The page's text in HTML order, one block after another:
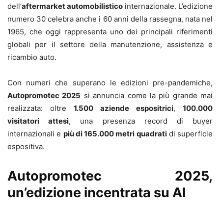
dell’aftermarket automobilistico internazionale. L’edizione
numero 30 celebra anche i 60 anni della rassegna, nata nel
1965, che oggi rappresenta uno dei principali riferimenti
globali per il settore della manutenzione, assistenza e
ricambio auto.
Con numeri che superano le edizioni pre-pandemiche,
Autopromotec 2025 si annuncia come la più grande mai
realizzata: oltre 1.500 aziende espositrici, 100.000
visitatori attesi, una presenza record di buyer
internazionali e più di 165.000 metri quadratidi superficie
espositiva.
Autopromotec 2025,
un’edizione incentrata su AI